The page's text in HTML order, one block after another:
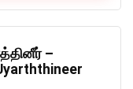
–